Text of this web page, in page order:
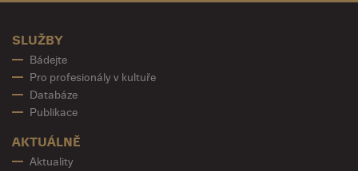
SLUŽBY
Bádejte
Pro profesionály v kultuře
Databáze
Publikace
AKTUÁLNĚ
Aktuality